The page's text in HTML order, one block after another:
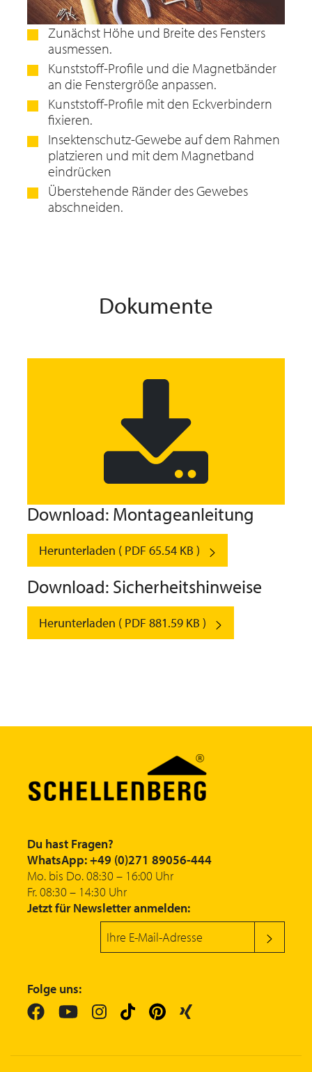
Zunächst Höhe und Breite des Fensters
ausmessen.
Kunststoff-Profile und die Magnetbänder
an die Fenstergröße anpassen.
Kunststoff-Profile mit den Eckverbindern
fixieren.
Insektenschutz-Gewebe auf dem Rahmen
platzieren und mit dem Magnetband
eindrücken
Überstehende Ränder des Gewebes
abschneiden.
Dokumente
Download: Montageanleitung
Herunterladen ( PDF 65.54 KB )
Download: Sicherheitshinweise
Herunterladen ( PDF 881.59 KB )
Du hast Fragen?
WhatsApp: +49 (0)271 89056-444
Mo. bis Do. 08:30 – 16:00 Uhr
Fr. 08:30 – 14:30 Uhr
Jetzt für Newsletter anmelden:
Folge uns: